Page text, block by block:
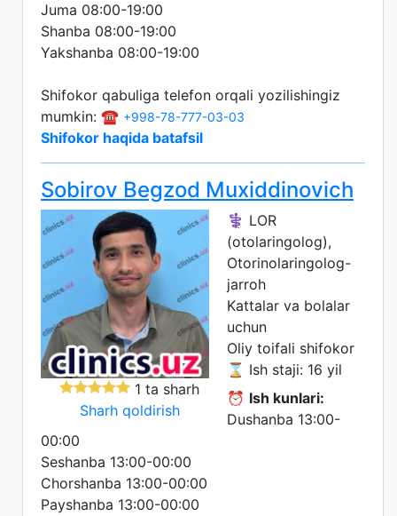
Juma 08:00-19:00
Shanba 08:00-19:00
Yakshanba 08:00-19:00
Shifokor qabuliga telefon orqali yozilishingiz
mumkin: ☎️ +998-78-777-03-03
Shifokor haqida batafsil
Sobirov Begzod Muxiddinovich
1 ta sharh
Sharh qoldirish
⚕️ LOR
(otolaringolog),
Otorinolaringolog-
jarroh
Kattalar va bolalar
uchun
Oliy toifali shifokor
⌛ Ish staji: 16 yil
⏰ Ish kunlari:
Dushanba 13:00-
00:00
Seshanba 13:00-00:00
Chorshanba 13:00-00:00
Payshanba 13:00-00:00